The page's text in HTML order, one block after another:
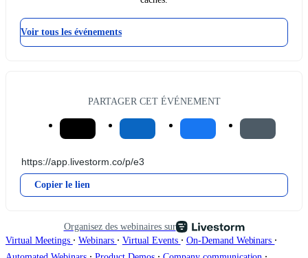
Voir tous les événements
PARTAGER CET ÉVÉNEMENT
Copier le lien
Organisez des webinaires sur
Virtual Meetings ∙ Webinars ∙ Virtual Events ∙ On-Demand Webinars ∙